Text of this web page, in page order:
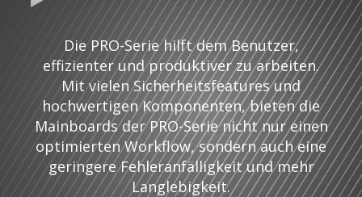
Die PRO-Serie hilft dem Benutzer,
effizienter und produktiver zu arbeiten.
Mit vielen Sicherheitsfeatures und
hochwertigen Komponenten, bieten die
Mainboards der PRO-Serie nicht nur einen
optimierten Workflow, sondern auch eine
geringere Fehleranfälligkeit und mehr
Langlebigkeit.